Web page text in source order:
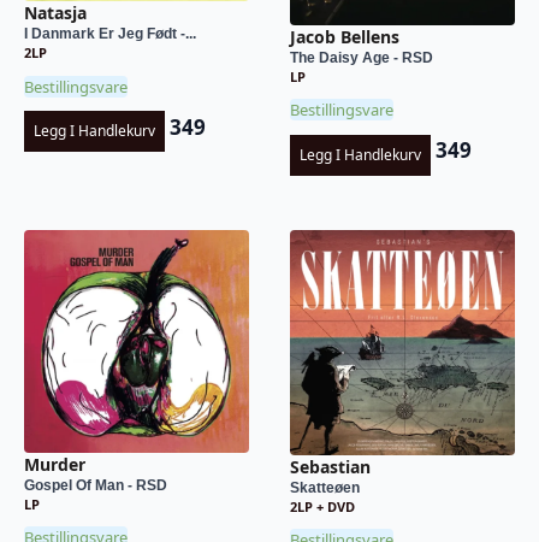
Natasja
I Danmark Er Jeg Født -...
2LP
Bestillingsvare
Legg I Handlekurv 349
Jacob Bellens
The Daisy Age - RSD
LP
Bestillingsvare
Legg I Handlekurv 349
Murder
Gospel Of Man - RSD
LP
Bestillingsvare
Sebastian
Skatteøen
2LP + DVD